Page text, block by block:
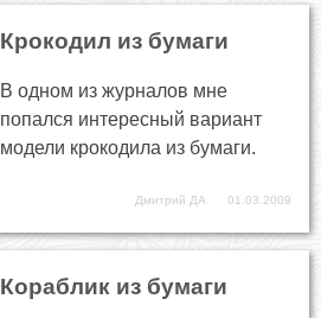
Крокодил из бумаги
В одном из журналов мне
попался интересный вариант
модели крокодила из бумаги.
Дмитрий ДА 01.03.2009
Кораблик из бумаги